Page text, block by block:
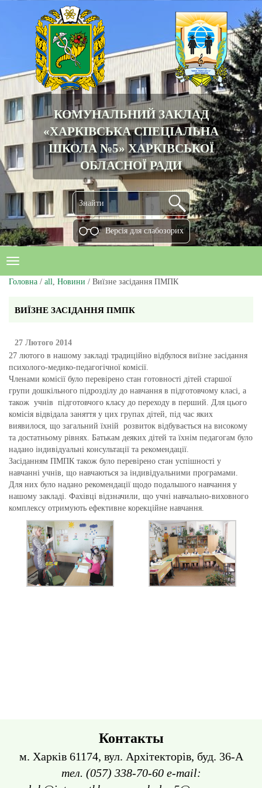
КОМУНАЛЬНИЙ ЗАКЛАД
«ХАРКІВСЬКА СПЕЦІАЛЬНА
ШКОЛА №5» ХАРКІВСЬКОЇ
ОБЛАСНОЇ РАДИ
Версiя для слабозорих
Головна / all, Новини / Виїзне засідання ПМПК
ВИЇЗНЕ ЗАСІДАННЯ ПМПК
27 Лютого 2014
27 лютого в нашому закладі традиційно відбулося виїзне засідання
психолого-медико-педагогічної комісії.
Членами комісії було перевірено стан готовності дітей старшої
групи дошкільного підрозділу до навчання в підготовчому класі, а
також учнів підготовчого класу до переходу в перший. Для цього
комісія відвідала заняття у цих групах дітей, під час яких
виявилося, що загальний їхній розвиток відбувається на високому
та достатньому рівнях. Батькам деяких дітей та їхнім педагогам було
надано індивідуальні консультації та рекомендації.
Засіданням ПМПК також було перевірено стан успішності у
навчанні учнів, що навчаються за індивідуальними програмами.
Для них було надано рекомендації щодо подальшого навчання у
нашому закладі. Фахівці відзначили, що учні навчально-виховного
комплексу отримують ефективне корекційне навчання.
Контакты
м. Харків 61174, вул. Архітекторів, буд. 36-А
тел. (057) 338-70-60 e-mail: